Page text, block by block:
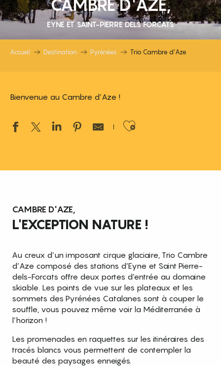
CAMBRE D'AZE,
EYNE ET SAINT-PIERRE DELS FORCATS
Accueil Destination Pyrénées Trio Cambre d’Aze
Bienvenue au Cambre d’Aze !
Ajouter aux
CAMBRE D'AZE,
L'EXCEPTION NATURE !
Au creux d’un imposant cirque glaciaire, Trio Cambre
d’Aze composé des stations d’Eyne et Saint Pierre-
dels-Forcats offre deux portes d’entrée au domaine
skiable. Les points de vue sur les plateaux et les
sommets des Pyrénées Catalanes sont à couper le
souffle, vous pouvez même voir la Méditerranée à
l’horizon !
Les promenades en raquettes sur les itinéraires des
tracés blancs vous permettent de contempler la
beauté des paysages enneigés.